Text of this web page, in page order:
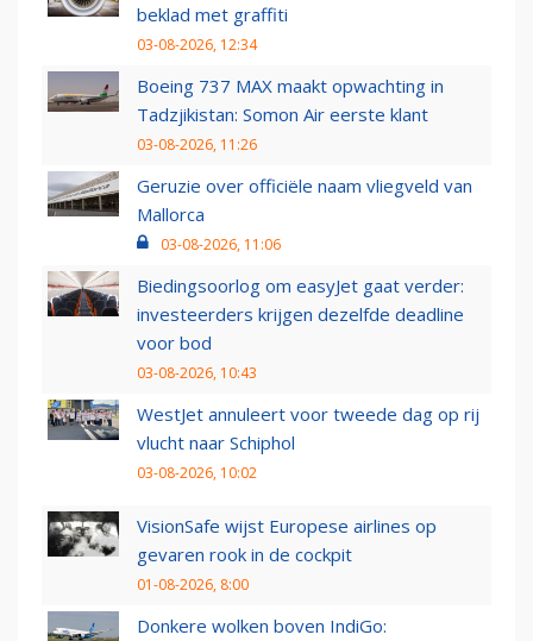
beklad met graffiti
03-08-2026, 12:34
Boeing 737 MAX maakt opwachting in
Tadzjikistan: Somon Air eerste klant
03-08-2026, 11:26
Geruzie over officiële naam vliegveld van
Mallorca
03-08-2026, 11:06
Biedingsoorlog om easyJet gaat verder:
investeerders krijgen dezelfde deadline
voor bod
03-08-2026, 10:43
WestJet annuleert voor tweede dag op rij
vlucht naar Schiphol
03-08-2026, 10:02
VisionSafe wijst Europese airlines op
gevaren rook in de cockpit
01-08-2026, 8:00
Donkere wolken boven IndiGo: